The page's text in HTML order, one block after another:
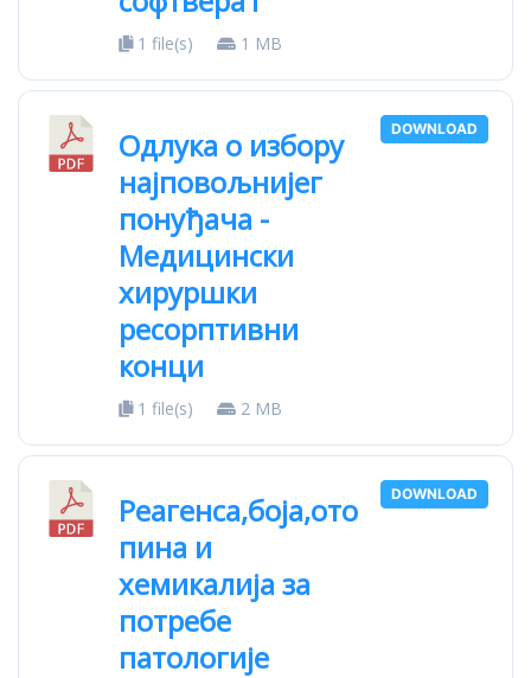
1 file(s) 1 MB
Одлука о избору
најповољнијег
понуђача -
Медицински
хируршки
ресорптивни
конци
1 file(s) 2 MB
DOWNLOAD
Реагенса,боја,ото
пина и
хемикалија за
потребе
патологије
DOWNLOAD